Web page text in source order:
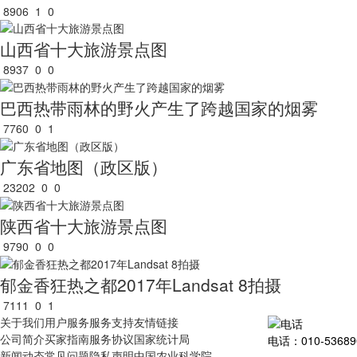
8906 1 0
山西省十大旅游景点图
8937 0 0
巴西热带雨林的野火产生了跨越国家的烟雾
7760 0 1
广东省地图（政区版）
23202 0 0
陕西省十大旅游景点图
9790 0 0
郁金香狂热之都2017年Landsat 8拍摄
7111 0 1
关于我们
公司简介
用户服务
买家指南
服务支持
服务协议
友情链接
国家统计局
电话：010-